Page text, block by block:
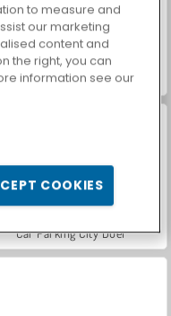
World War 2 Shooter
Car Parking City Duel
to measure and
our marketing
content and
the right, you can
information see our
COOKIES